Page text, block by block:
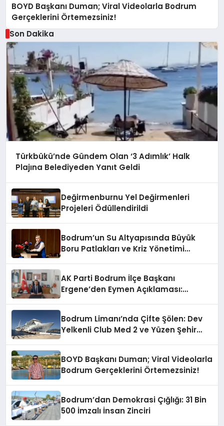
BOYD Başkanı Duman; Viral Videolarla Bodrum
Gerçeklerini Örtemezsiniz!
Son Dakika
Türkbükü’nde Gündem Olan ‘3 Adımlık’ Halk
Plajına Belediyeden Yanıt Geldi
Değirmenburnu Yel Değirmenleri
Projeleri Ödüllendirildi
Bodrum’un Su Altyapısında Büyük
Boru Patlakları ve Kriz Yönetimi
AK Parti Bodrum İlçe Başkanı
Ergene’den Eymen Açıklaması:
Bodrum Limanı’nda Çifte Şölen: Dev
Yelkenli Club Med 2 ve Yüzen Şehir
BOYD Başkanı Duman; Viral Videolarla
Bodrum Gerçeklerini Örtemezsiniz!
Bodrum’dan Demokrasi Çığlığı: 31 Bin
500 İmzalı İnsan Zinciri